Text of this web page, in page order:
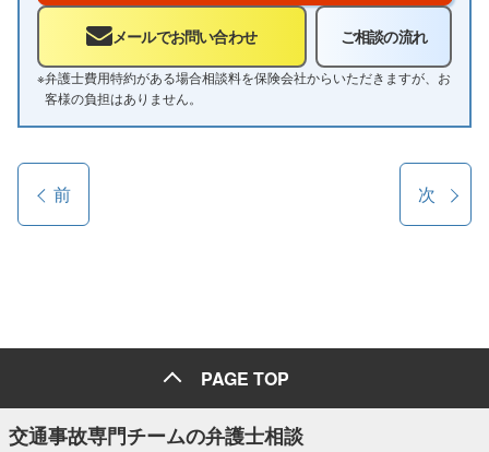
メールでお問い合わせ ご相談の流れ
※弁護士費用特約がある場合相談料を保険会社からいただきますが、お
客様の負担はありません。
前 次
PAGE TOP
交通事故専門チームの弁護士相談